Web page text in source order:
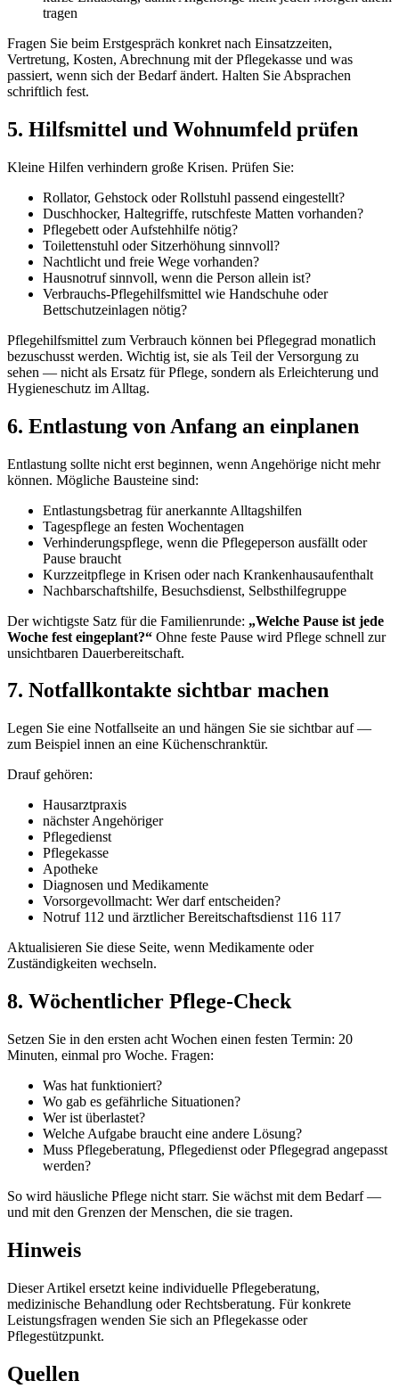
tragen
Fragen Sie beim Erstgespräch konkret nach Einsatzzeiten,
Vertretung, Kosten, Abrechnung mit der Pflegekasse und was
passiert, wenn sich der Bedarf ändert. Halten Sie Absprachen
schriftlich fest.
5. Hilfsmittel und Wohnumfeld prüfen
Kleine Hilfen verhindern große Krisen. Prüfen Sie:
Rollator, Gehstock oder Rollstuhl passend eingestellt?
Duschhocker, Haltegriffe, rutschfeste Matten vorhanden?
Pflegebett oder Aufstehhilfe nötig?
Toilettenstuhl oder Sitzerhöhung sinnvoll?
Nachtlicht und freie Wege vorhanden?
Hausnotruf sinnvoll, wenn die Person allein ist?
Verbrauchs-Pflegehilfsmittel wie Handschuhe oder
Bettschutzeinlagen nötig?
Pflegehilfsmittel zum Verbrauch können bei Pflegegrad monatlich
bezuschusst werden. Wichtig ist, sie als Teil der Versorgung zu
sehen — nicht als Ersatz für Pflege, sondern als Erleichterung und
Hygieneschutz im Alltag.
6. Entlastung von Anfang an einplanen
Entlastung sollte nicht erst beginnen, wenn Angehörige nicht mehr
können. Mögliche Bausteine sind:
Entlastungsbetrag für anerkannte Alltagshilfen
Tagespflege an festen Wochentagen
Verhinderungspflege, wenn die Pflegeperson ausfällt oder
Pause braucht
Kurzzeitpflege in Krisen oder nach Krankenhausaufenthalt
Nachbarschaftshilfe, Besuchsdienst, Selbsthilfegruppe
Der wichtigste Satz für die Familienrunde: „Welche Pause ist jede
Woche fest eingeplant?“ Ohne feste Pause wird Pflege schnell zur
unsichtbaren Dauerbereitschaft.
7. Notfallkontakte sichtbar machen
Legen Sie eine Notfallseite an und hängen Sie sie sichtbar auf —
zum Beispiel innen an eine Küchenschranktür.
Drauf gehören:
Hausarztpraxis
nächster Angehöriger
Pflegedienst
Pflegekasse
Apotheke
Diagnosen und Medikamente
Vorsorgevollmacht: Wer darf entscheiden?
Notruf 112 und ärztlicher Bereitschaftsdienst 116 117
Aktualisieren Sie diese Seite, wenn Medikamente oder
Zuständigkeiten wechseln.
8. Wöchentlicher Pflege-Check
Setzen Sie in den ersten acht Wochen einen festen Termin: 20
Minuten, einmal pro Woche. Fragen:
Was hat funktioniert?
Wo gab es gefährliche Situationen?
Wer ist überlastet?
Welche Aufgabe braucht eine andere Lösung?
Muss Pflegeberatung, Pflegedienst oder Pflegegrad angepasst
werden?
So wird häusliche Pflege nicht starr. Sie wächst mit dem Bedarf —
und mit den Grenzen der Menschen, die sie tragen.
Hinweis
Dieser Artikel ersetzt keine individuelle Pflegeberatung,
medizinische Behandlung oder Rechtsberatung. Für konkrete
Leistungsfragen wenden Sie sich an Pflegekasse oder
Pflegestützpunkt.
Quellen